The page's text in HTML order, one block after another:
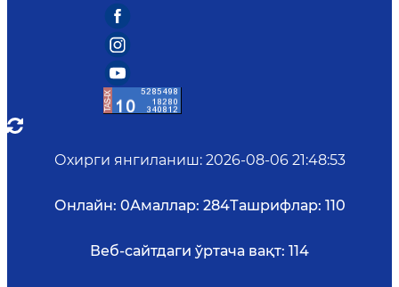
Охирги янгиланиш: 2026-08-06 21:48:53
Онлайн: 0Амаллар: 284Ташрифлар: 110
Веб-сайтдаги ўртача вақт: 114